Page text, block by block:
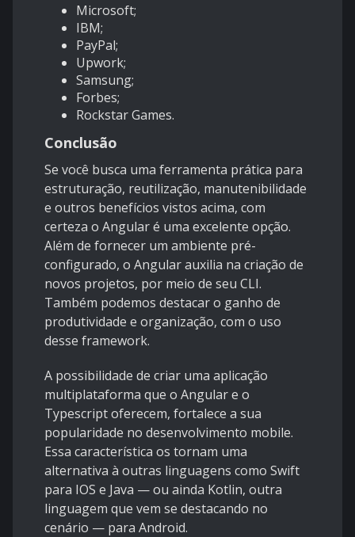
Microsoft;
IBM;
PayPal;
Upwork;
Samsung;
Forbes;
Rockstar Games.
Conclusão
Se você busca uma ferramenta prática para
estruturação, reutilização, manutenibilidade
e outros benefícios vistos acima, com
certeza o Angular é uma excelente opção.
Além de fornecer um ambiente pré-
configurado, o Angular auxilia na criação de
novos projetos, por meio de seu CLI.
Também podemos destacar o ganho de
produtividade e organização, com o uso
desse framework.
A possibilidade de criar uma aplicação
multiplataforma que o Angular e o
Typescript oferecem, fortalece a sua
popularidade no desenvolvimento mobile.
Essa característica os tornam uma
alternativa à outras linguagens como Swift
para IOS e Java — ou ainda Kotlin, outra
linguagem que vem se destacando no
cenário — para Android.